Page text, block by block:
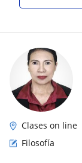
Clases on line
Filosofía